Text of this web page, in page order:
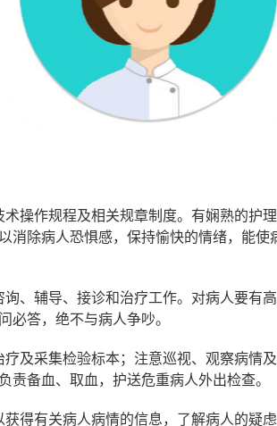
操作规程及相关规章制度。有娴熟的护
消除病人恐惧感，保持愉快的情绪，能
、辅导、接诊和治疗工作。对病人要有
必答，绝不与病人争吵。
及采集检验标本；注意巡视、观察病情
责备血、取血，护送危重病人外出检查。
得有关病人病情的信息，了解病人的疑